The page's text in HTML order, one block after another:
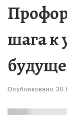
шага к
Опубликовано